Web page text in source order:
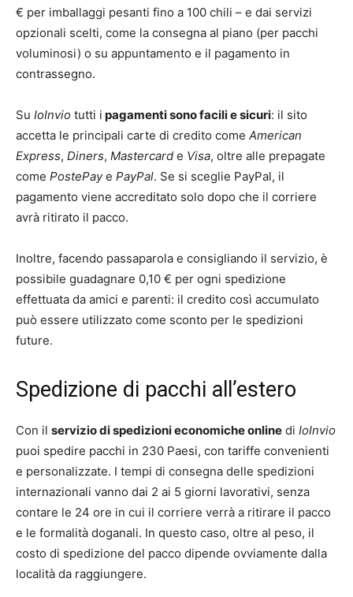
€ per imballaggi pesanti fino a 100 chili – e dai servizi
opzionali scelti, come la consegna al piano (per pacchi
voluminosi) o su appuntamento e il pagamento in
contrassegno.
Su IoInvio tutti i pagamenti sono facili e sicuri: il sito
accetta le principali carte di credito come American
Express, Diners, Mastercard e Visa, oltre alle prepagate
come PostePaye PayPal. Se si sceglie PayPal, il
pagamento viene accreditato solo dopo che il corriere
avrà ritirato il pacco.
Inoltre, facendo passaparola e consigliando il servizio, è
possibile guadagnare 0,10 € per ogni spedizione
effettuata da amici e parenti: il credito così accumulato
può essere utilizzato come sconto per le spedizioni
future.
Spedizione di pacchi all’estero
Con il servizio di spedizioni economiche online di IoInvio
puoi spedire pacchi in 230 Paesi, con tariffe convenienti
e personalizzate. I tempi di consegna delle spedizioni
internazionali vanno dai 2 ai 5 giorni lavorativi, senza
contare le 24 ore in cui il corriere verrà a ritirare il pacco
e le formalità doganali. In questo caso, oltre al peso, il
costo di spedizione del pacco dipende ovviamente dalla
località da raggiungere.